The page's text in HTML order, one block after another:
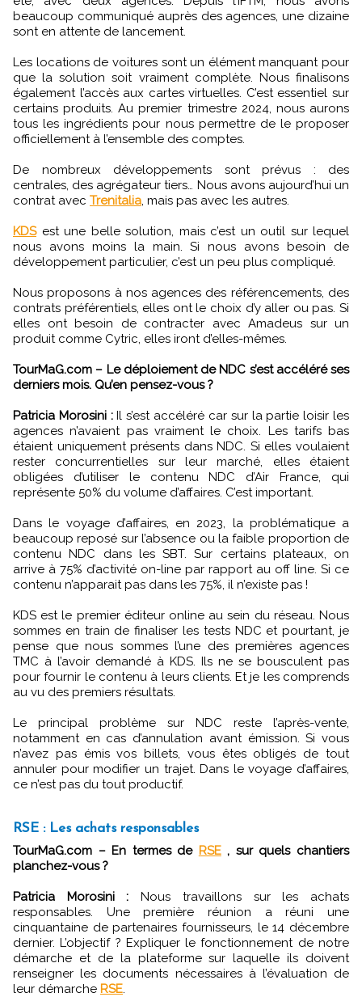
beaucoup communiqué auprès des agences, une dizaine
sont en attente de lancement.
Les locations de voitures sont un élément manquant pour
que la solution soit vraiment complète. Nous finalisons
également l’accès aux cartes virtuelles. C’est essentiel sur
certains produits. Au premier trimestre 2024, nous aurons
tous les ingrédients pour nous permettre de le proposer
officiellement à l’ensemble des comptes.
De nombreux développements sont prévus : des
centrales, des agrégateur tiers… Nous avons aujourd’hui un
contrat avec Trenitalia , mais pas avec les autres.
KDSest une belle solution, mais c’est un outil sur lequel
nous avons moins la main. Si nous avons besoin de
développement particulier, c’est un peu plus compliqué.
Nous proposons à nos agences des référencements, des
contrats préférentiels, elles ont le choix d’y aller ou pas. Si
elles ont besoin de contracter avec Amadeus sur un
produit comme Cytric, elles iront d’elles-mêmes.
TourMaG.com – Le déploiement de NDC s’est accéléré ses
derniers mois. Qu’en pensez-vous ?
Patricia Morosini :Il s’est accéléré car sur la partie loisir les
agences n’avaient pas vraiment le choix. Les tarifs bas
étaient uniquement présents dans NDC. Si elles voulaient
rester concurrentielles sur leur marché, elles étaient
obligées d’utiliser le contenu NDC d’Air France, qui
représente 50% du volume d’affaires. C’est important.
Dans le voyage d’affaires, en 2023, la problématique a
beaucoup reposé sur l’absence ou la faible proportion de
contenu NDC dans les SBT. Sur certains plateaux, on
arrive à 75% d’activité on-line par rapport au off line. Si ce
contenu n’apparait pas dans les 75%, il n’existe pas !
KDS est le premier éditeur online au sein du réseau. Nous
sommes en train de finaliser les tests NDC et pourtant, je
pense que nous sommes l’une des premières agences
TMC à l’avoir demandé à KDS. Ils ne se bousculent pas
pour fournir le contenu à leurs clients. Et je les comprends
au vu des premiers résultats.
Le principal problème sur NDC reste l’après-vente,
notamment en cas d’annulation avant émission. Si vous
n’avez pas émis vos billets, vous êtes obligés de tout
annuler pour modifier un trajet. Dans le voyage d’affaires,
ce n’est pas du tout productif.
RSE : Les achats responsables
TourMaG.com – En termes de RSE , sur quels chantiers
planchez-vous ?
Patricia Morosini :Nous travaillons sur les achats
responsables. Une première réunion a réuni une
cinquantaine de partenaires fournisseurs, le 14 décembre
dernier. L’objectif ? Expliquer le fonctionnement de notre
démarche et de la plateforme sur laquelle ils doivent
renseigner les documents nécessaires à l’évaluation de
leur démarche RSE